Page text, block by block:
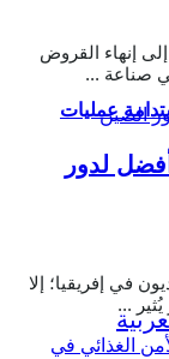
2719 واختبار استدامة عمليات
إنهاء القروض
صناعة ...
لدور
في إفريقيا؛ إلا
...